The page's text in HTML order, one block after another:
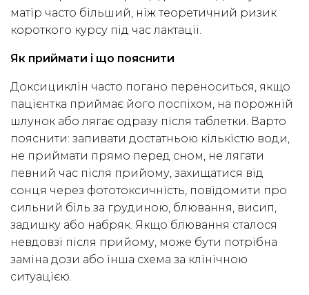
матір часто більший, ніж теоретичний ризик
короткого курсу під час лактації.
Як приймати і що пояснити
Доксициклін часто погано переноситься, якщо
пацієнтка приймає його поспіхом, на порожній
шлунок або лягає одразу після таблетки. Варто
пояснити: запивати достатньою кількістю води,
не приймати прямо перед сном, не лягати
певний час після прийому, захищатися від
сонця через фототоксичність, повідомити про
сильний біль за грудиною, блювання, висип,
задишку або набряк. Якщо блювання сталося
невдовзі після прийому, може бути потрібна
заміна дози або інша схема за клінічною
ситуацією.